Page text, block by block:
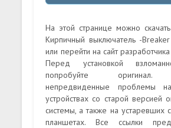
На этой странице можно
Кирпичный выключатель -
или перейти на сайт
Перед установкой
попробуйте оригинал.
непредвиденные проблемы
устройствах со старой версией
системы, а также на устаревших
планшетах. Все ссылки